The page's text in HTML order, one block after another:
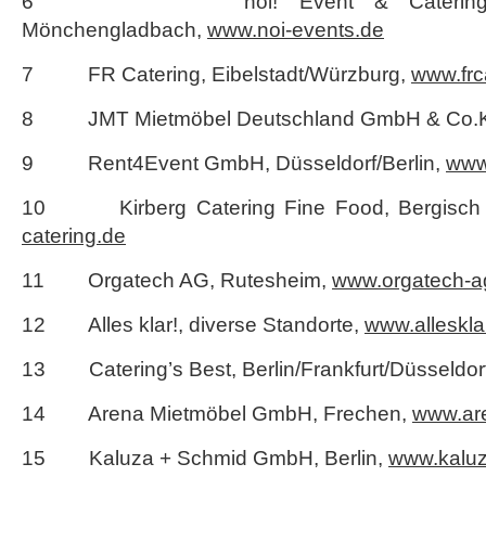
Mönchengladbach, www.noi-events.de
7 FR Catering, Eibelstadt/Würzburg,
8 JMT Mietmöbel Deutschland GmbH &
9 Rent4Event GmbH, Düsseldorf/Berlin,
10 Kirberg Catering Fine Food, Bergisch
catering.de
11 Orgatech AG, Rutesheim, www.orgatech-
12 Alles klar!, diverse Standorte,
13 Catering’s Best, Berlin/Frankfurt/
14 Arena Mietmöbel GmbH, Frechen,
15 Kaluza + Schmid GmbH, Berlin,